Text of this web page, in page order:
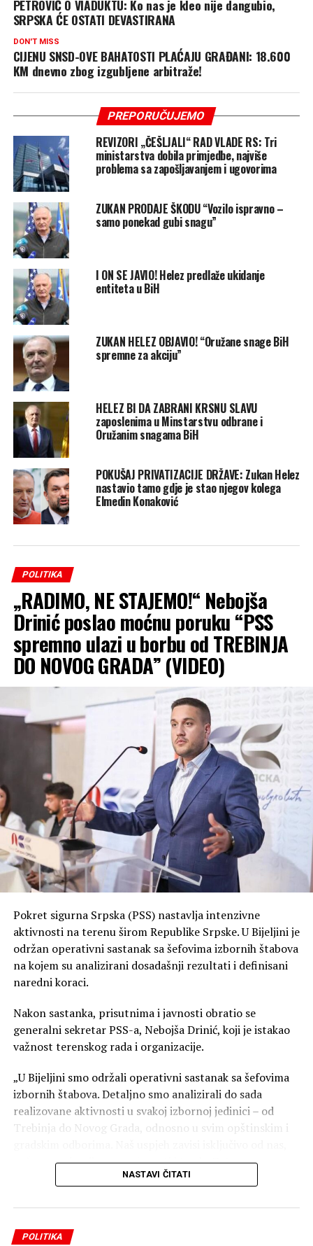
PETROVIĆ O VIADUKTU: Ko nas je kleo nije dangubio,
SRPSKA ĆE OSTATI DEVASTIRANA
DON'T MISS
CIJENU SNSD-OVE BAHATOSTI PLAĆAJU GRAĐANI: 18.600
KM dnevno zbog izgubljene arbitraže!
PREPORUČUJEMO
REVIZORI „ČEŠLJALI“ RAD VLADE RS: Tri
ministarstva dobila primjedbe, najviše
problema sa zapošljavanjem i ugovorima
ZUKAN PRODAJE ŠKODU “Vozilo ispravno –
samo ponekad gubi snagu”
I ON SE JAVIO! Helez predlaže ukidanje
entiteta u BiH
ZUKAN HELEZ OBJAVIO! “Oružane snage BiH
spremne za akciju”
HELEZ BI DA ZABRANI KRSNU SLAVU
zaposlenima u Minstarstvu odbrane i
Oružanim snagama BiH
POKUŠAJ PRIVATIZACIJE DRŽAVE: Zukan Helez
nastavio tamo gdje je stao njegov kolega
Elmedin Konaković
POLITIKA
„RADIMO, NE STAJEMO!“ Nebojša
Drinić poslao moćnu poruku “PSS
spremno ulazi u borbu od TREBINJA
DO NOVOG GRADA” (VIDEO)
Pokret sigurna Srpska (PSS) nastavlja intenzivne
aktivnosti na terenu širom Republike Srpske. U Bijeljini je
održan operativni sastanak sa šefovima izbornih štabova
na kojem su analizirani dosadašnji rezultati i definisani
naredni koraci.
Nakon sastanka, prisutnima i javnosti obratio se
generalni sekretar PSS-a, Nebojša Drinić, koji je istakao
važnost terenskog rada i organizacije.
„U Bijeljini smo održali operativni sastanak sa šefovima
izbornih štabova. Detaljno smo analizirali do sada
realizovane aktivnosti u svakoj izbornoj jedinici – od
Trebinja do Novog Grada, odnosno u svim opštinskim i
naše organizacije, posvećenosti i truda. Zato
nastavljamo još snažnije, odgovornije i predanije, jer
ostvariti rezultat. Radimo, ne stajemo!“ — poručio je
Drinić.
NASTAVI ČITATI
POLITIKA